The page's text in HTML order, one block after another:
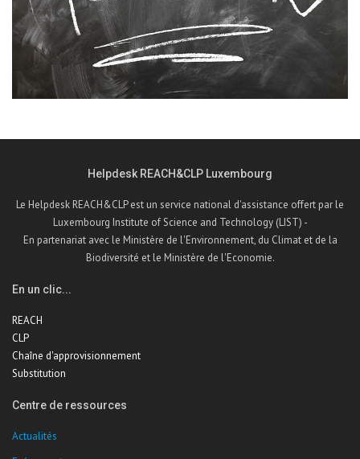
Helpdesk REACH&CLP Luxembourg
Le Helpdesk REACH&CLP est un service national d'assistance offert par le
Luxembourg Institute of Science and Technology (LIST) -
En partenariat avec le Ministère de l'Environnement, du Climat et de la
Biodiversité et le Ministère de l'Economie.
En un clic...
REACH
CLP
Chaîne d'approvisionnement
Substitution
Centre de ressources
Actualités